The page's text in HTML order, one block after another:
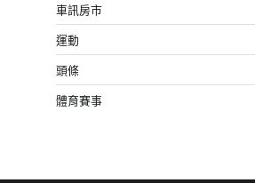
車訊房市
運動
頭條
體育賽事